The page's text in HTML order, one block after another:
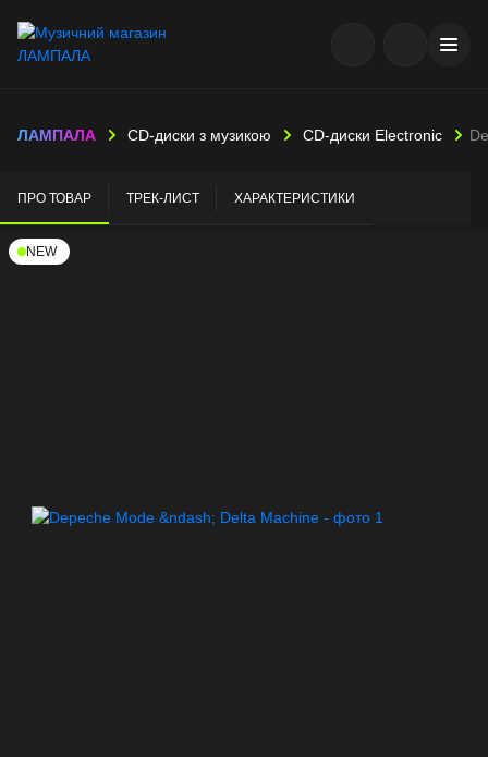
ЛАМПАЛА CD-диски з музикою CD-диски Electronic
ПРО ТОВАР ТРЕК-ЛИСТ ХАРАКТЕРИСТИКИ
NEW